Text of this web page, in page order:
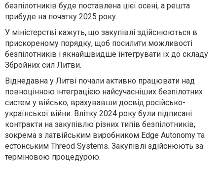
безпілотників буде поставлена цієї осені, а решта
прибуде на початку 2025 року.
У міністерстві кажуть, що закупівлі здійснюються в
прискореному порядку, щоб посилити можливості
безпілотників і якнайшвидше інтегрувати їх до складу
Збройних сил Литви.
Віднедавна у Литві почали активно працювати над
повноцінною інтеграцією найсучасніших безпілотних
систем у військо, врахувавши досвід російсько-
української війни. Влітку 2024 року були підписані
контракти на закупівлю різних типів безпілотників,
зокрема з латвійським виробником Edge Autonomy та
естонським Threod Systems. Закупівлі здійснюють за
терміновою процедурою.